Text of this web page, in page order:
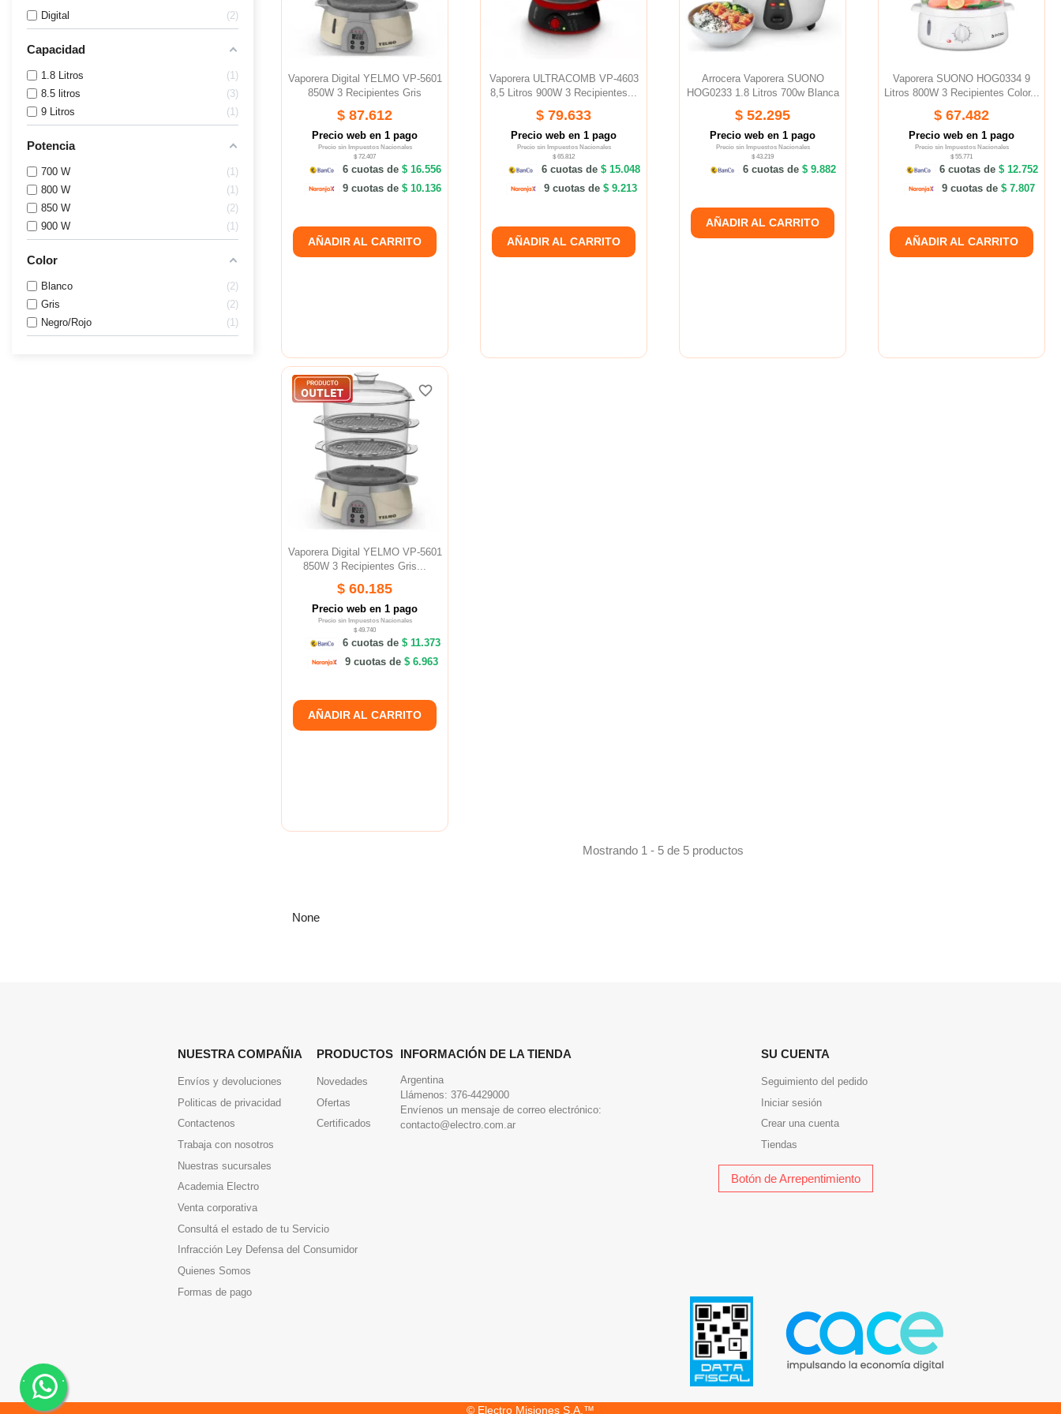
Digital 2
Capacidad
1.8 Litros
1
8.5 litros
3
9 Litros
1
Potencia
700 W
1
800 W
1
850 W
2
900 W
1
Color
Blanco
2
Gris
2
Negro/Rojo
1
Vaporera Digital YELMO VP-5601
850W 3 Recipientes Gris
$ 87.612
Precio web en 1 pago
Precio sin Impuestos Nacionales
$ 72.407
6 cuotas de $ 16.556
9 cuotas de $ 10.136
AÑADIR AL CARRITO
Vaporera ULTRACOMB VP-4603
8,5 Litros 900W 3 Recipientes...
$ 79.633
Precio web en 1 pago
Precio sin Impuestos Nacionales
$ 65.812
6 cuotas de $ 15.048
9 cuotas de$ 9.213
AÑADIR AL CARRITO
Arrocera Vaporera SUONO
HOG0233 1.8 Litros 700w Blanca
$ 52.295
Precio web en 1 pago
Precio sin Impuestos Nacionales
$ 43.219
6 cuotas de$ 9.882
AÑADIR AL CARRITO
Vaporera SUONO HOG0334 9
Litros 800W 3 Recipientes Color...
$ 67.482
Precio web en 1 pago
Precio sin Impuestos Nacionales
$ 55.771
6 cuotas de $ 12.752
9 cuotas de$ 7.807
AÑADIR AL CARRITO
Vaporera Digital YELMO VP-5601
850W 3 Recipientes Gris...
$ 60.185
Precio web en 1 pago
Precio sin Impuestos Nacionales
$ 49.740
6 cuotas de$ 11.373
9 cuotas de$ 6.963
AÑADIR AL CARRITO
favorite_border
favorite_border
Mostrando 1 - 5 de 5 productos
None
NUESTRA COMPAÑIA
Envíos y devoluciones
Politicas de privacidad
Contactenos
Trabaja con nosotros
Nuestras sucursales
Academia Electro
Venta corporativa
Consultá el estado de tu Servicio
Infracción Ley Defensa del Consumidor
Quienes Somos
Formas de pago
PRODUCTOS
Novedades
Ofertas
Certificados
INFORMACIÓN DE LA TIENDA
Argentina
Llámenos: 376-4429000
Envíenos un mensaje de correo electrónico:
contacto@electro.com.ar
SU CUENTA
Seguimiento del pedido
Iniciar sesión
Crear una cuenta
Tiendas
Botón de Arrepentimiento
© Electro Misiones S.A.™
. .